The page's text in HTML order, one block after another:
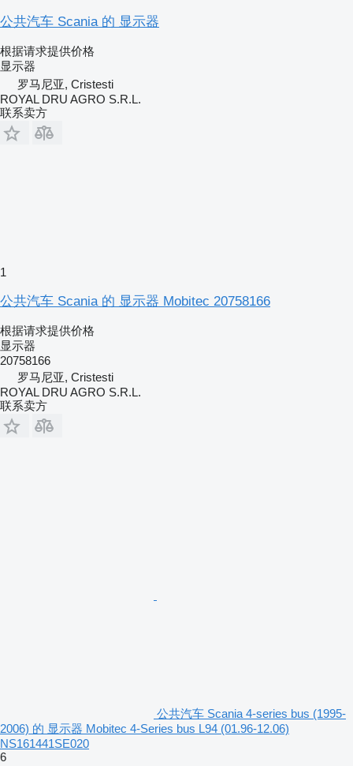
公共汽车 Scania 的 显示器
根据请求提供价格
显示器
罗马尼亚, Cristesti
ROYAL DRU AGRO S.R.L.
联系卖方
1
公共汽车 Scania 的 显示器 Mobitec 20758166
根据请求提供价格
显示器
20758166
罗马尼亚, Cristesti
ROYAL DRU AGRO S.R.L.
联系卖方
公共汽车 Scania 4-series bus (1995-
2006) 的 显示器 Mobitec 4-Series bus L94 (01.96-12.06)
NS161441SE020
6